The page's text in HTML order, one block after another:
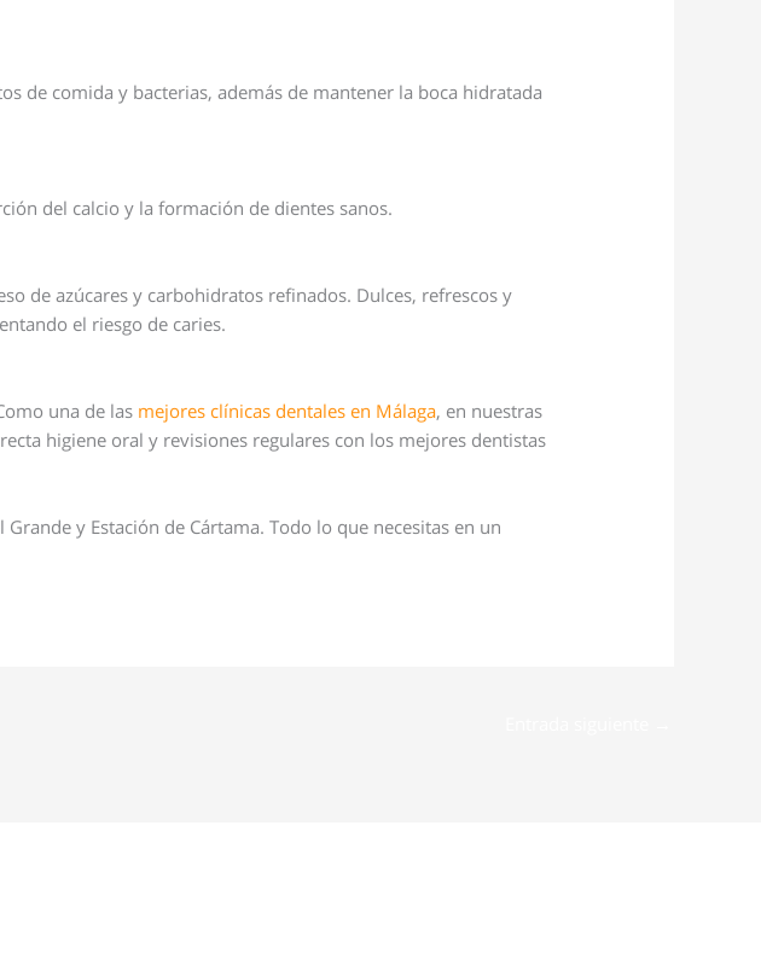
de comida y bacterias, además de mantener la boca hidratada
del calcio y la formación de dientes sanos.
de azúcares y carbohidratos refinados. Dulces, refrescos y
el riesgo de caries.
una de las mejores clínicas dentales en Málaga, en nuestras
higiene oral y revisiones regulares con los mejores dentistas
y Estación de Cártama. Todo lo que necesitas en un